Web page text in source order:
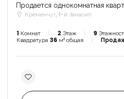
Продается однокомнатная
Кременчуг, 1-й Занасип
1 Комнат 2 Этаж 9
Квадратура 36 м² общая